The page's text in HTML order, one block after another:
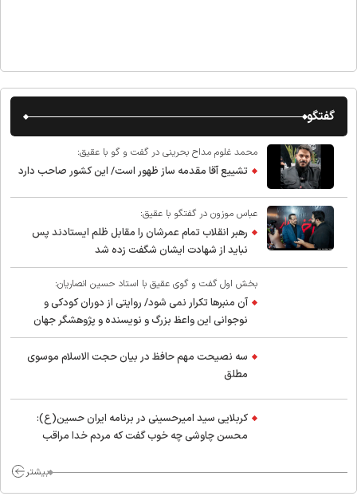
گفتگو
محمد غلوم مداح بحرینی در گفت و گو با عقیق:
تشییع آقا مقدمه ساز ظهور است/ این کشور صاحب دارد
عباس موزون در گفتگو با عقیق:
رهبر انقلاب تمام عمرشان را مقابل ظلم ایستادند پس
نباید از شهادت ایشان شگفت زده شد
بخش اول گفت و گوی عقیق با استاد حسین انصاریان:
آن منبرها تکرار نمی شود/ روایتی از دوران کودکی و
نوجوانی این واعظ بزرگ و نویسنده و پژوهشگر جهان
اسلام
سه نصیحت مهم حافظ در بیان حجت الاسلام موسوی
مطلق
کربلایی سید امیر‌حسینی در برنامه ایران حسین(ع):
محسن چاوشی چه خوب گفت که مردم خدا مراقب
بیشتر